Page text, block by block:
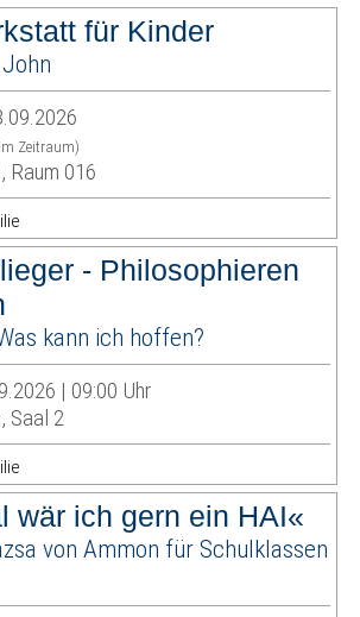
für Kinder
Zeitraum)
Raum 016
- Philosophieren
kann ich hoffen?
| 09:00 Uhr
Saal 2
wär ich gern ein HAI«
von Ammon für Schulklassen